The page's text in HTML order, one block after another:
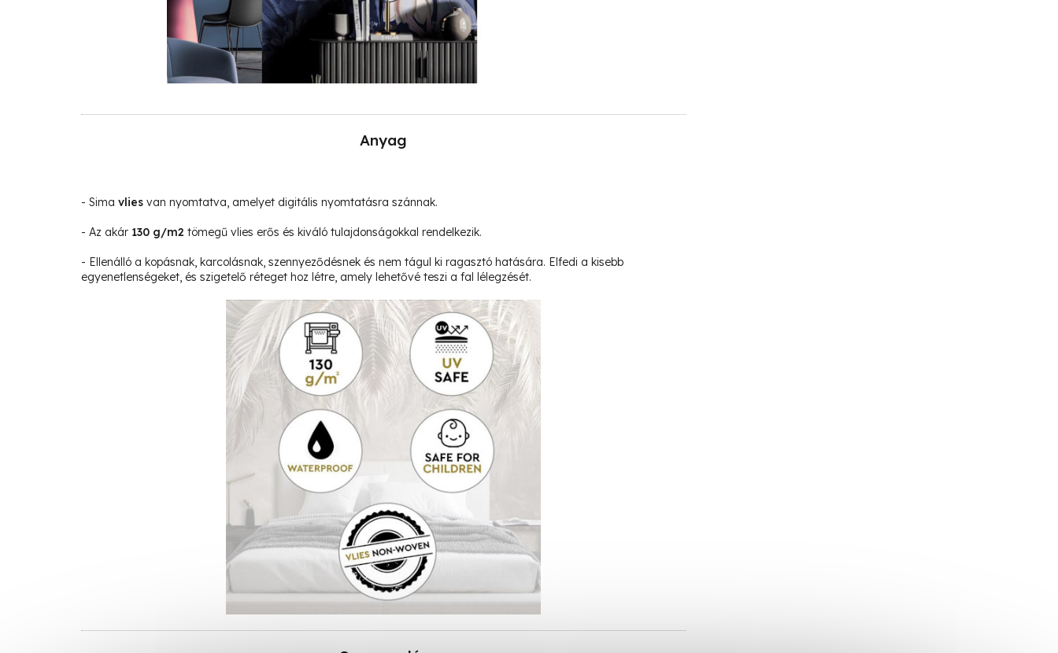
Anyag
- Sima vlies van nyomtatva, amelyet digitális nyomtatásra szánnak.
- Az akár 130 g/m2 tömegű vlies erős és kiváló tulajdonságokkal rendelkezik.
- Ellenálló a kopásnak, karcolásnak, szennyeződésnek és nem tágul ki ragasztó hatására. Elfedi a kisebb
egyenetlenségeket, és szigetelő réteget hoz létre, amely lehetővé teszi a fal lélegzését.